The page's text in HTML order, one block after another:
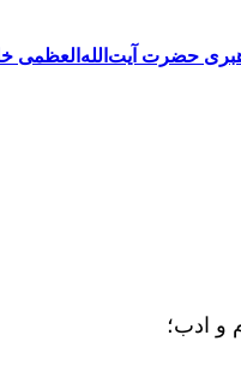
حضرت آیت‌الله‌العظمی
ادب؛